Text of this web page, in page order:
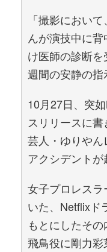
「撮影におい
んが演技中に
け医師の診断
週間の安静の指
10月27日、突
スリリースに
芸人・ゆりや
アクシデントが
女子プロレス
いた、Netflixド
もとにしたそ
飛鳥役に剛力